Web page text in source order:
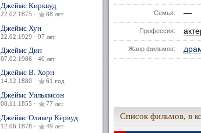
Джеймс Кирквуд
22.02.1875 · 88 лет
Джеймс Хун
22.02.1929 · 97 лет
Джеймс Дин
07.02.1986 · 40 лет
Джеймс В. Хорн
14.12.1880 · 61 год
Джеймс Уильямсон
08.11.1855 · 77 лет
Джеймс Оливер Кёрвуд
12.06.1878 · 49 лет
Семья: —
Профессия:
Жанр фильмов:
Список фильмов, в